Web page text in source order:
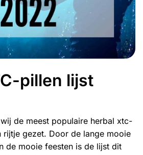
pillen lijst
de meest populaire herbal xtc-
rijtje gezet. Door de lange mooie
de mooie feesten is de lijst dit